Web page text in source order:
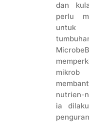
dan
perlu
untuk
nutrien-
ia